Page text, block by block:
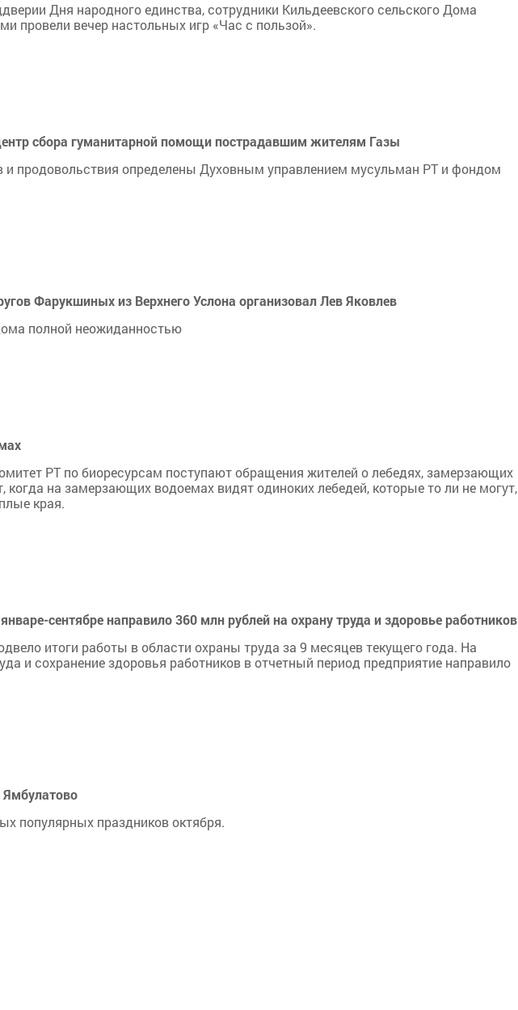
Дня народного единства, сотрудники Кильдеевского сельского Дома
провели вечер настольных игр «Час с пользой».
сбора гуманитарной помощи пострадавшим жителям Газы
и продовольствия определены Духовным управлением мусульман РТ и фондом
Фарукшиных из Верхнего Услона организовал Лев Яковлев
полной неожиданностью
РТ по биоресурсам поступают обращения жителей о лебедях, замерзающих
на замерзающих водоемах видят одиноких лебедей, которые то ли не могут,
края.
сентябре направило 360 млн рублей на охрану труда и здоровье работников
итоги работы в области охраны труда за 9 месяцев текущего года. На
и сохранение здоровья работников в отчетный период предприятие направило
популярных праздников октября.